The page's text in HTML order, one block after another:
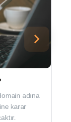
adına
karar